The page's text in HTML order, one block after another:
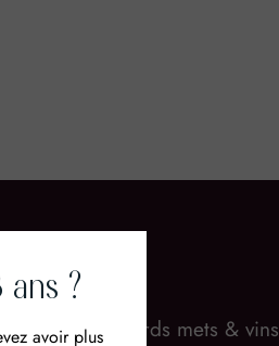
Accords mets & vins
?
avoir plus